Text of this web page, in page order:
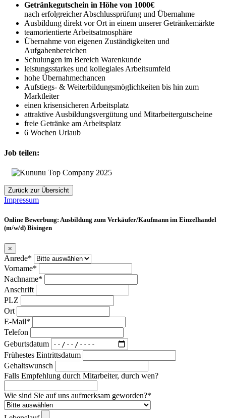
Getränkegutschein in Höhe von 1000€
nach erfolgreicher Abschlussprüfung und Übernahme
Ausbildung direkt vor Ort in einem unserer Getränkemärkte
teamorientierte Arbeitsatmosphäre
Übernahme von eigenen Zuständigkeiten und
Aufgabenbereichen
Schulungen im Bereich Warenkunde
leistungsstarkes und kollegiales Arbeitsumfeld
hohe Übernahmechancen
Aufstiegs- & Weiterbildungsmöglichkeiten bis hin zum
Marktleiter
einen krisensicheren Arbeitsplatz
attraktive Ausbildungsvergütung und Mitarbeitergutscheine
freie Getränke am Arbeitsplatz
6 Wochen Urlaub
Job teilen:
Zurück zur Übersicht
Impressum
Online Bewerbung: Ausbildung zum Verkäufer/Kaufmann im Einzelhandel
(m/w/d) Bisingen
×
Anrede*
Vorname*
Nachname*
Anschrift
PLZ
Ort
E-Mail*
Telefon
Geburtsdatum
Frühestes Eintrittsdatum
Gehaltswunsch
Falls Empfehlung durch Mitarbeiter, durch wen?
Wie sind Sie auf uns aufmerksam geworden?*